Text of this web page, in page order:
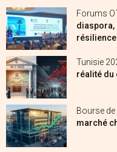
Forums
diaspora,
Tunisie
réalité du
Bourse de
marché